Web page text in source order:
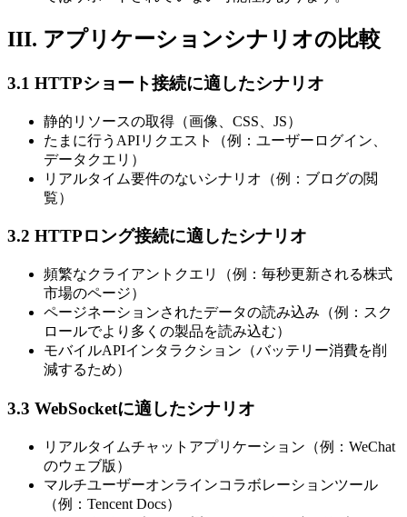
III. アプリケーションシナリオの比較
3.1 HTTPショート接続に適したシナリオ
静的リソースの取得（画像、CSS、JS）
たまに行うAPIリクエスト（例：ユーザーログイン、
データクエリ）
リアルタイム要件のないシナリオ（例：ブログの閲
覧）
3.2 HTTPロング接続に適したシナリオ
頻繁なクライアントクエリ（例：毎秒更新される株式
市場のページ）
ページネーションされたデータの読み込み（例：スク
ロールでより多くの製品を読み込む）
モバイルAPIインタラクション（バッテリー消費を削
減するため）
3.3 WebSocketに適したシナリオ
リアルタイムチャットアプリケーション（例：WeChat
のウェブ版）
マルチユーザーオンラインコラボレーションツール
（例：Tencent Docs）